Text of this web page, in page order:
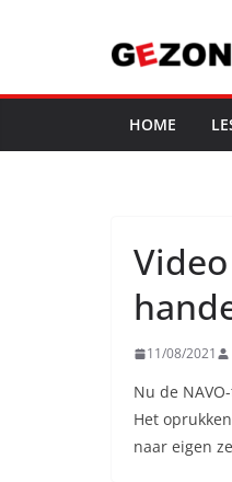
inhoud
HOME
11/08/2021
Nu de
Het
naar eigen